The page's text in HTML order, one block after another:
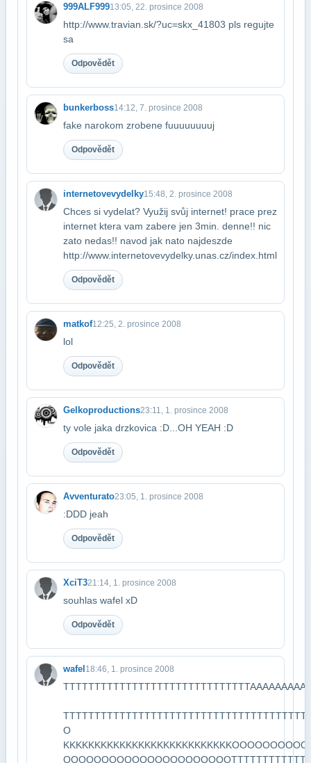
999ALF99913:05, 22. prosince 2008
http://www.travian.sk/?uc=skx_41803 pls regujte
sa
Odpovědět
bunkerboss14:12, 7. prosince 2008
fake narokom zrobene fuuuuuuuuj
Odpovědět
internetovevydelky15:48, 2. prosince 2008
Chces si vydelat? Využij svůj internet! prace prez
internet ktera vam zabere jen 3​min. denne!! nic
zato nedas!! navod jak nato najdes​zde
http://www.internetovevydelky.unas.cz/index.html
Odpovědět
matkof12:25, 2. prosince 2008
lol
Odpovědět
Gelkoproductions23:11, 1. prosince 2008
ty vole jaka drzkovica :D...OH YEAH :D
Odpovědět
Avventurato23:05, 1. prosince 2008
:DDD jeah
Odpovědět
XciT321:14, 1. prosince 2008
souhlas wafel xD
Odpovědět
wafel18:46, 1. prosince 2008
O​